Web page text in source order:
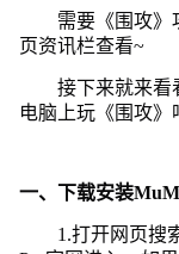
需要《围攻》
页资讯栏查看~
接下来就来看
电脑上玩《围攻》
一、下载安装
1.打开网页搜